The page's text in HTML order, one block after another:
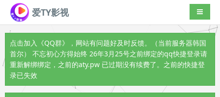
爱TY影视 导航切
点击加入《QQ群》
，网站有问题好及时反馈。（当前服务器韩国
首尔） 不忘初心方得始终 26年3月25号之前绑定的qq快捷登录请
重新解绑绑定，之前的aty.pw 已过期没有续费了。之前的快捷登
录已失效